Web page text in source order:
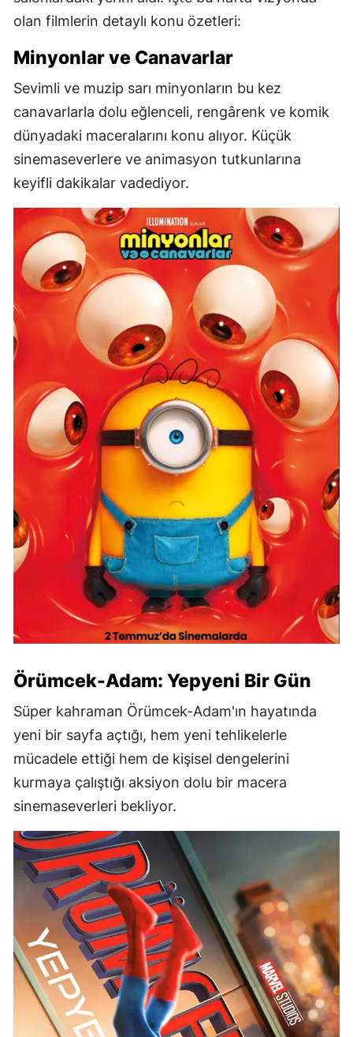
olan filmlerin detaylı konu özetleri:
Minyonlar ve Canavarlar
Sevimli ve muzip sarı minyonların bu kez
canavarlarla dolu eğlenceli, rengârenk ve komik
dünyadaki maceralarını konu alıyor. Küçük
sinemaseverlere ve animasyon tutkunlarına
keyifli dakikalar vadediyor.
Örümcek-Adam: Yepyeni Bir Gün
Süper kahraman Örümcek-Adam'ın hayatında
yeni bir sayfa açtığı, hem yeni tehlikelerle
mücadele ettiği hem de kişisel dengelerini
kurmaya çalıştığı aksiyon dolu bir macera
sinemaseverleri bekliyor.